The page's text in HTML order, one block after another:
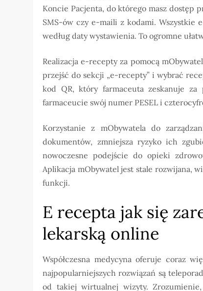
Koncie Pacjenta, do którego masz dostęp
SMS-ów czy e-maili z kodami. Wszystkie
według daty wystawienia. To ogromne
Realizacja e-recepty za pomocą
przejść do sekcji „e-recepty” i wybrać
kod QR, który farmaceuta zeskanuje
farmaceucie swój numer PESEL i
Korzystanie z mObywatela do
dokumentów, zmniejsza ryzyko ich
nowoczesne podejście do opieki
Aplikacja mObywatel jest stale rozwijana,
funkcji.
E recepta jak się
lekarską online
Współczesna medycyna oferuje coraz
najpopularniejszych rozwiązań są
od takiej wirtualnej wizyty.